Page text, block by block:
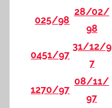
025/98
28/02/
98
0451/97
31/12/9
7
1270/97
08/11/
97